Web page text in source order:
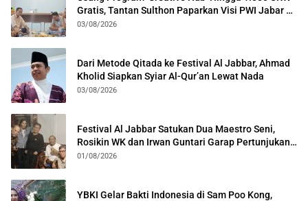
Gratis, Tantan Sulthon Paparkan Visi PWI Jabar di
Kota Bogor
03/08/2026
Dari Metode Qitada ke Festival Al Jabbar, Ahmad
Kholid Siapkan Syiar Al-Qur’an Lewat Nada
03/08/2026
Festival Al Jabbar Satukan Dua Maestro Seni,
Rosikin WK dan Irwan Guntari Garap Pertunjukan
Kolosal
01/08/2026
YBKI Gelar Bakti Indonesia di Sam Poo Kong,